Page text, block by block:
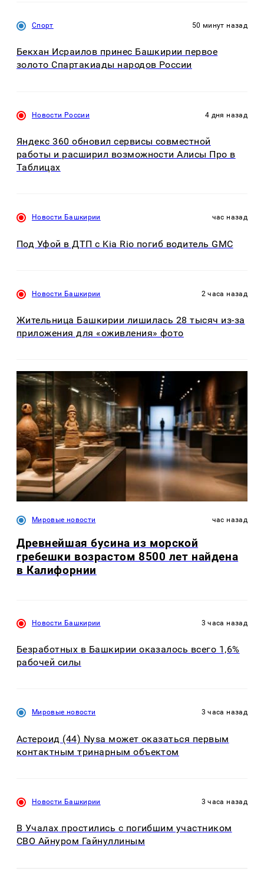
Спорт 50 минут назад
Бекхан Исраилов принес Башкирии первое
золото Спартакиады народов России
Новости России 4 дня назад
Яндекс 360 обновил сервисы совместной
работы и расширил возможности Алисы Про в
Таблицах
Новости Башкирии час назад
Под Уфой в ДТП с Kia Rio погиб водитель GMC
Новости Башкирии 2 часа назад
Жительница Башкирии лишилась 28 тысяч из-за
приложения для «оживления» фото
Мировые новости час назад
Древнейшая бусина из морской
гребешки возрастом 8500 лет найдена
в Калифорнии
Новости Башкирии 3 часа назад
Безработных в Башкирии оказалось всего 1,6%
рабочей силы
Мировые новости 3 часа назад
Астероид (44) Nysa может оказаться первым
контактным тринарным объектом
Новости Башкирии 3 часа назад
В Учалах простились с погибшим участником
СВО Айнуром Гайнуллиным